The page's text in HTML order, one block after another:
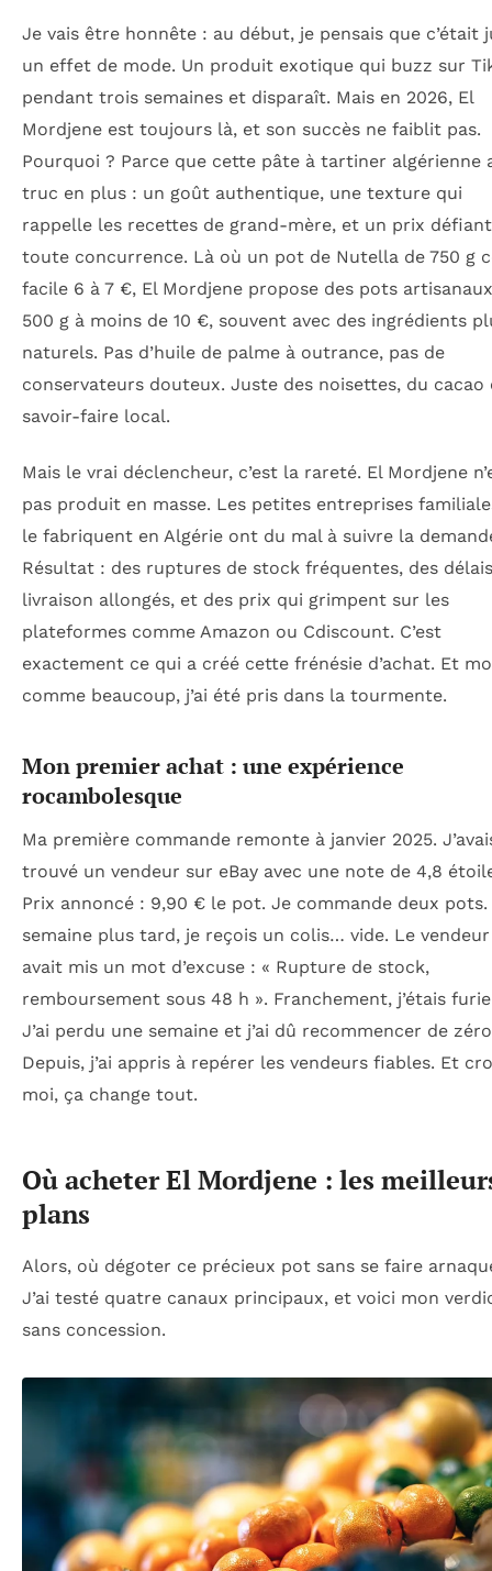
Je vais être honnête : au début, je pensais que c’était
un effet de mode. Un produit exotique qui buzz sur
pendant trois semaines et disparaît. Mais en 2026, El
Mordjene est toujours là, et son succès ne faiblit pas.
Pourquoi ? Parce que cette pâte à tartiner algérienne
truc en plus : un goût authentique, une texture qui
rappelle les recettes de grand-mère, et un prix défiant
toute concurrence. Là où un pot de Nutella de 750 g
facile 6 à 7 €, El Mordjene propose des pots
500 g à moins de 10 €, souvent avec des ingrédients
naturels. Pas d’huile de palme à outrance, pas de
conservateurs douteux. Juste des noisettes, du cacao
savoir-faire local.
Mais le vrai déclencheur, c’est la rareté. El Mordjene
pas produit en masse. Les petites entreprises
le fabriquent en Algérie ont du mal à suivre la
Résultat : des ruptures de stock fréquentes, des
livraison allongés, et des prix qui grimpent sur les
plateformes comme Amazon ou Cdiscount. C’est
exactement ce qui a créé cette frénésie d’achat. Et
comme beaucoup, j’ai été pris dans la tourmente.
Mon premier achat : une expérience
rocambolesque
Ma première commande remonte à janvier 2025.
trouvé un vendeur sur eBay avec une note de 4,8
Prix annoncé : 9,90 € le pot. Je commande deux pots.
semaine plus tard, je reçois un colis… vide. Le vendeur
avait mis un mot d’excuse : « Rupture de stock,
remboursement sous 48 h ». Franchement, j’étais
J’ai perdu une semaine et j’ai dû recommencer de
Depuis, j’ai appris à repérer les vendeurs fiables. Et
moi, ça change tout.
Où acheter El Mordjene : les
plans
Alors, où dégoter ce précieux pot sans se faire
J’ai testé quatre canaux principaux, et voici mon
sans concession.